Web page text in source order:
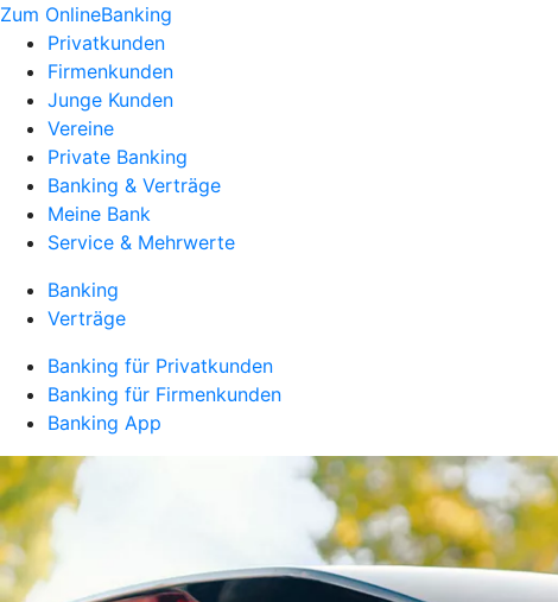
Zum OnlineBanking
Privatkunden
Firmenkunden
Junge Kunden
Vereine
Private Banking
Banking & Verträge
Meine Bank
Service & Mehrwerte
Banking
Verträge
Banking für Privatkunden
Banking für Firmenkunden
Banking App